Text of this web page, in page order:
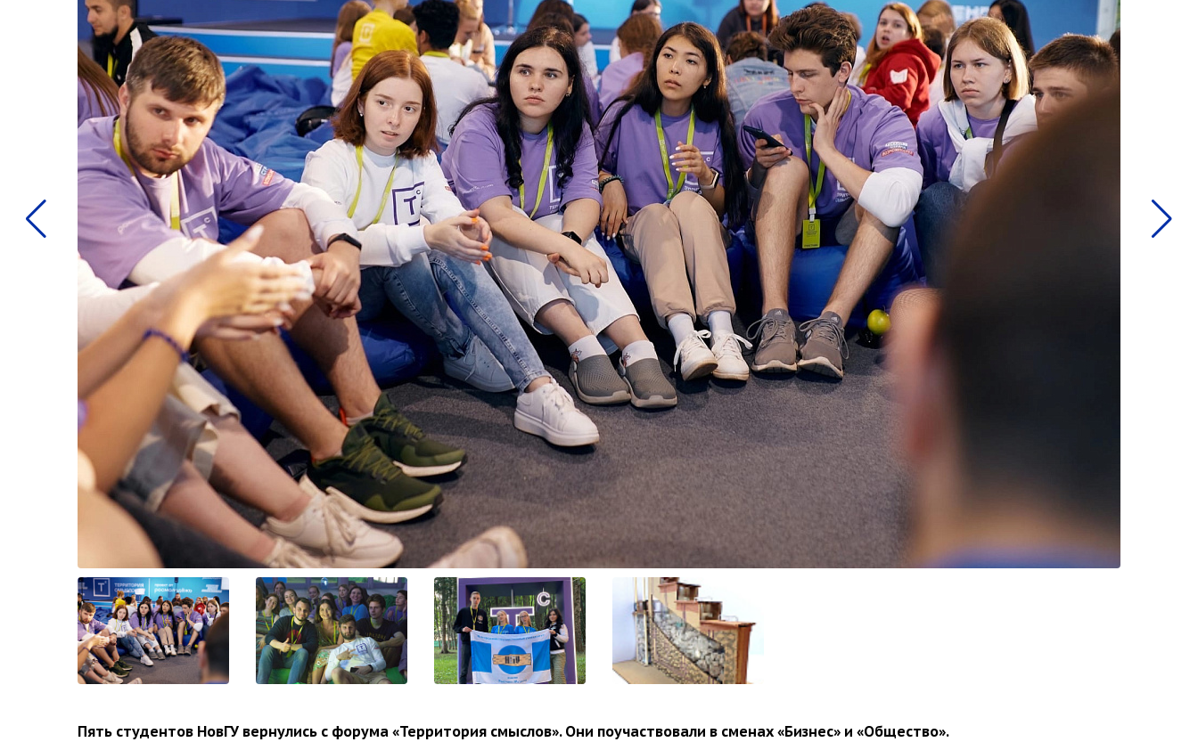
Пять студентов НовГУ вернулись с форума «Территория смыслов». Они поучаствовали в сменах «Бизнес» и «Общество».